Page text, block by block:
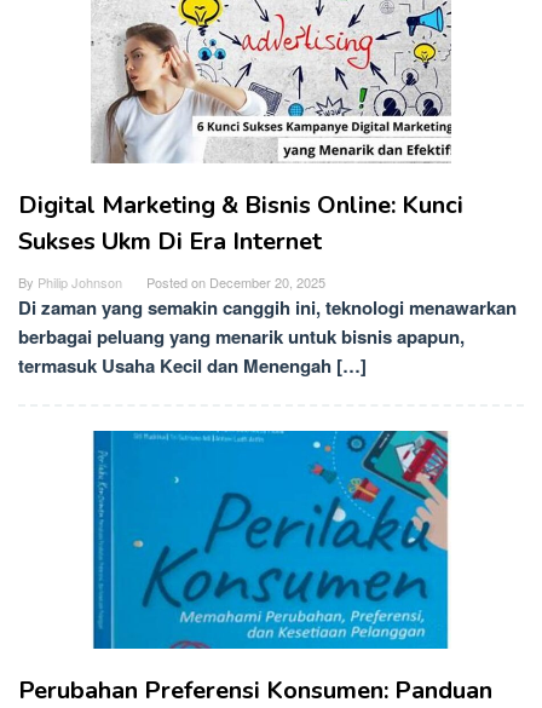
Digital Marketing & Bisnis Online: Kunci
Sukses Ukm Di Era Internet
By Philip Johnson Posted on December 20, 2025
Di zaman yang semakin canggih ini, teknologi menawarkan
berbagai peluang yang menarik untuk bisnis apapun,
termasuk Usaha Kecil dan Menengah […]
Perubahan Preferensi Konsumen: Panduan